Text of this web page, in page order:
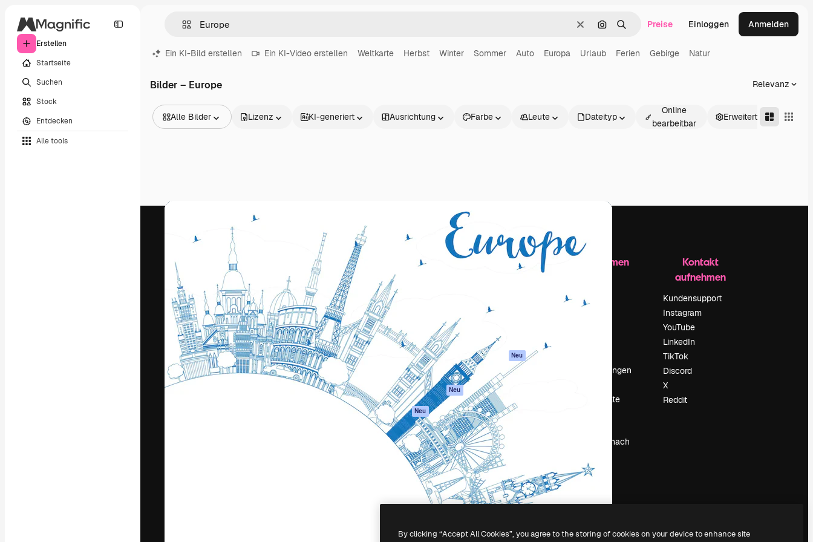
Erstellen
Startseite
Suchen
Stock
Entdecken
Alle tools
LöschenNach Bild suchen
SuchenPreise Einloggen Anmelden
Ein KI-Bild erstellen Ein KI-Video erstellen Weltkarte Herbst Winter Sommer Auto Europa Urlaub Ferien Gebirge Natur
Bilder – Europe Relevanz
Alle Bilder
Videos
Videovorlagen
Schriftarten
Lizenz KI-generiert Ausrichtung Farbe Leute Dateityp
Online
bearbeitbar
Erweitert
Die kreative Plattform, um deine beste
Arbeit zu verwirklichen. Mehr als 1 Million
Abonnenten unter Kreativen, Unternehmen,
Agenturen und Studios.
Deutsch
Produkte
Spaces
KI-Assistent
KI-Bildgenerator
KI-Videogenerator
KI-
Stimmengenerator
Stock-Inhalte
MCP für
Claude/ChatGPT
Neu
Agenten Neu
API
Mobile App
Alle Magnific-Tools
Loslegen
Support
Datenschutzerklärung
Originale
Neu
Cookie-Richtlinie
Vertrauenszentrum
Partner
Unternehmen
Unternehmen
Über uns
Veranstaltungen
Deine Inhalte
Suchst du nach
Kontakt
aufnehmen
Kundensupport
Instagram
YouTube
LinkedIn
TikTok
Discord
X
Reddit
Alle Rechte vorbehalten
By clicking “Accept All Cookies”, you agree to the storing of cookies on your device to enhance site